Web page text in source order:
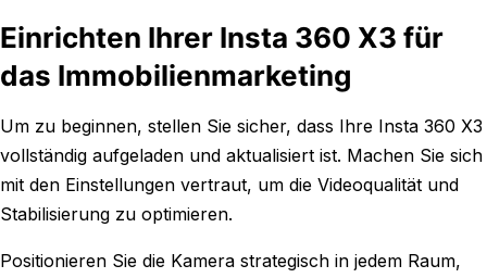
Einrichten Ihrer Insta 360 X3 für
das Immobilienmarketing
Um zu beginnen, stellen Sie sicher, dass Ihre Insta 360 X3
vollständig aufgeladen und aktualisiert ist. Machen Sie sich
mit den Einstellungen vertraut, um die Videoqualität und
Stabilisierung zu optimieren.
Positionieren Sie die Kamera strategisch in jedem Raum,